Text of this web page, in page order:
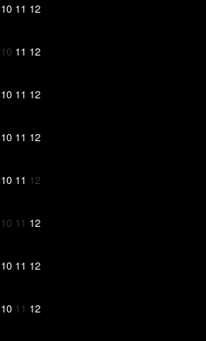
10 11 12
10 11 12
10 11 12
10 11 12
10 11 12
10 11 12
10 11 12
10 11 12